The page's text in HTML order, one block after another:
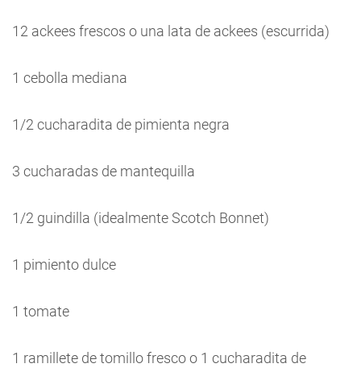
12 ackees frescos o una lata de ackees (escurrida)
1 cebolla mediana
1/2 cucharadita de pimienta negra
3 cucharadas de mantequilla
1/2 guindilla (idealmente Scotch Bonnet)
1 pimiento dulce
1 tomate
1 ramillete de tomillo fresco o 1 cucharadita de